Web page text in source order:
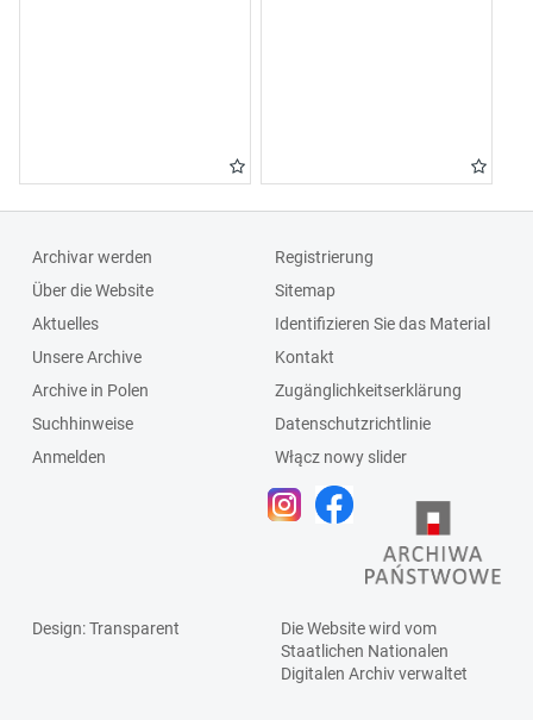
Türbekleidung;
Schlagleiste;Fenst
ersprosse
Archivar werden
Über die Website
Aktuelles
Unsere Archive
Archive in Polen
Suchhinweise
Anmelden
Registrierung
Sitemap
Identifizieren Sie das Material
Kontakt
Zugänglichkeitserklärung
Datenschutzrichtlinie
Włącz nowy slider
Design: Transparent
Die Website wird vom
Staatlichen Nationalen
Digitalen Archivverwaltet